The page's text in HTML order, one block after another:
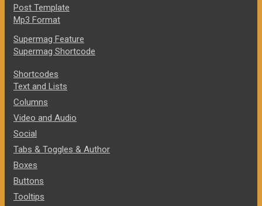
Post Template
Mp3 Format
Supermag Feature
Supermag Shortcode
Shortcodes
Text and Lists
Columns
Video and Audio
Social
Tabs & Toggles & Author
Boxes
Buttons
Tooltips